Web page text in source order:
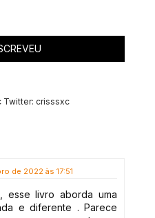
Twitter: crisssxc
de 2022 às 17:51
esse livro aborda uma
e diferente . Parece